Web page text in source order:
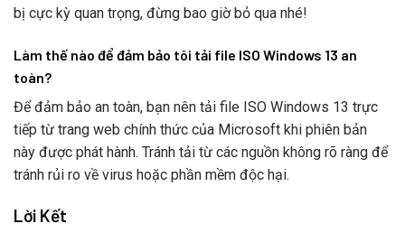
bị cực kỳ quan trọng, đừng bao giờ bỏ qua nhé!
Làm thế nào để đảm bảo tôi tải file ISO Windows 13 an
toàn?
Để đảm bảo an toàn, bạn nên tải file ISO Windows 13 trực
tiếp từ trang web chính thức của Microsoft khi phiên bản
này được phát hành. Tránh tải từ các nguồn không rõ ràng để
tránh rủi ro về virus hoặc phần mềm độc hại.
Lời Kết